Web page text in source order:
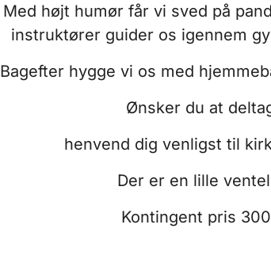
Med højt humør får vi sved på
instruktører guider os igennem
Bagefter hygge vi os med
Ønsker du at
henvend dig venligst til
Der er en lille
Kontingent pris